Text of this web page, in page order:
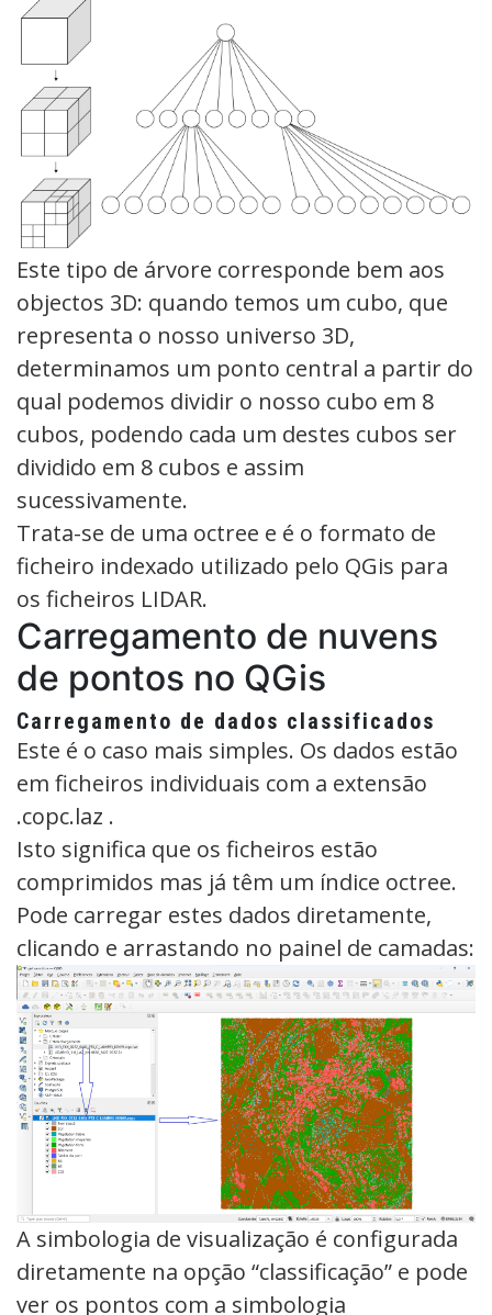
Este tipo de árvore corresponde bem aos
objectos 3D: quando temos um cubo, que
representa o nosso universo 3D,
determinamos um ponto central a partir do
qual podemos dividir o nosso cubo em 8
cubos, podendo cada um destes cubos ser
dividido em 8 cubos e assim
sucessivamente.
Trata-se de uma octree e é o formato de
ficheiro indexado utilizado pelo QGis para
os ficheiros LIDAR.
Carregamento de nuvens
de pontos no QGis
Carregamento de dados classificados
Este é o caso mais simples. Os dados estão
em ficheiros individuais com a extensão
.copc.laz .
Isto significa que os ficheiros estão
comprimidos mas já têm um índice octree.
Pode carregar estes dados diretamente,
clicando e arrastando no painel de camadas:
A simbologia de visualização é configurada
diretamente na opção “classificação” e pode
ver os pontos com a simbologia